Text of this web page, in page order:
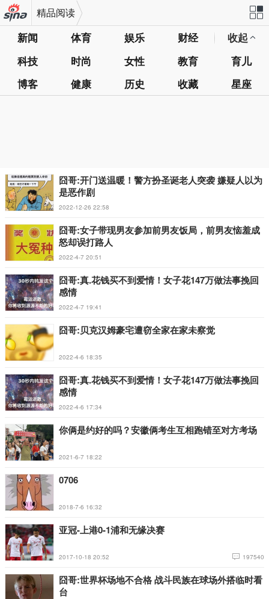
机新浪
站导
航
精品阅读
新闻 体育 娱乐 财经
收起
科技
时尚 女性 教育
育儿
博客
健康 历史 收藏 星座
囧哥:开门送温暖！警方扮圣诞老人突袭 嫌疑人以为
是恶作剧
2022-12-26 22:58
囧哥:女子带现男友参加前男友饭局，前男友恼羞成
怒却误打路人
2022-4-7 20:51
囧哥:真.花钱买不到爱情！女子花147万做法事挽回
感情
2022-4-7 19:41
囧哥:贝克汉姆豪宅遭窃全家在家未察觉
2022-4-6 18:35
囧哥:真.花钱买不到爱情！女子花147万做法事挽回
感情
2022-4-6 17:34
你俩是约好的吗？安徽俩考生互相跑错至对方考场
2021-6-7 18:22
0706
2018-7-6 16:32
亚冠-上港0-1浦和无缘决赛
2017-10-18 20:52 197540
囧哥:世界杯场地不合格 战斗民族在球场外搭临时看
台